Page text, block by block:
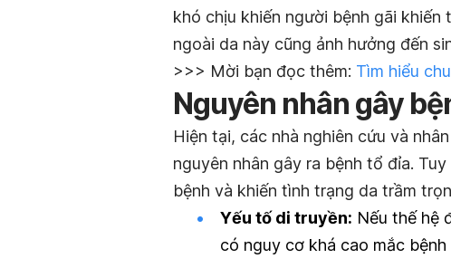
khó chịu khiến người bệnh gãi khiến
ngoài da này cũng ảnh hưởng đến
>>> Mời bạn đọc thêm: Tìm hiểu
Nguyên nhân gây
Hiện tại, các nhà nghiên cứu và
nguyên nhân gây ra bệnh tổ đỉa.
bệnh và khiến tình trạng da trầm
Yếu tố di truyền: Nếu thế hệ
có nguy cơ khá cao mắc bệnh